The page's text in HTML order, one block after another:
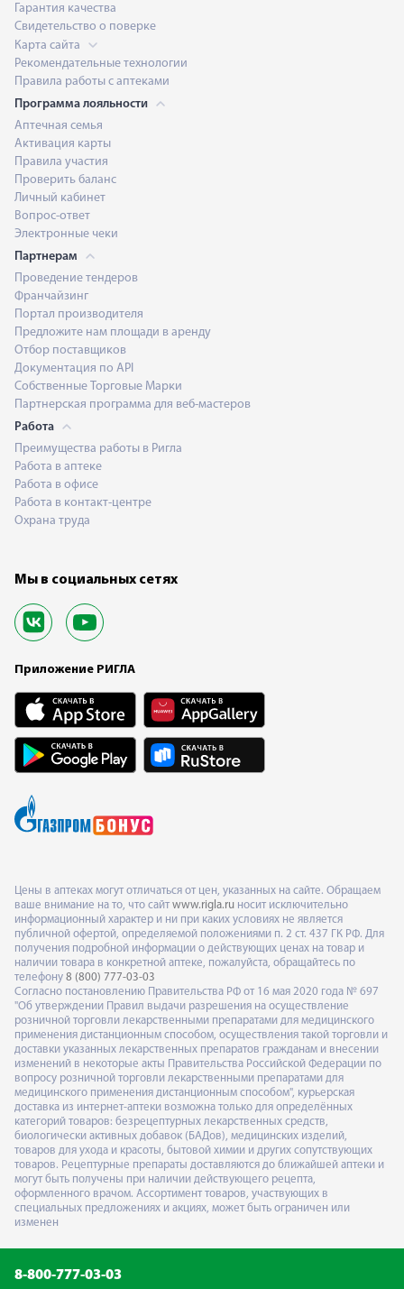
Гарантия качества
Свидетельство о поверке
Карта сайта
Рекомендательные технологии
Правила работы с аптеками
Программа лояльности
Аптечная семья
Активация карты
Правила участия
Проверить баланс
Личный кабинет
Вопрос-ответ
Электронные чеки
Партнерам
Проведение тендеров
Франчайзинг
Портал производителя
Предложите нам площади в аренду
Отбор поставщиков
Документация по API
Собственные Торговые Марки
Партнерская программа для веб-мастеров
Работа
Преимущества работы в Ригла
Работа в аптеке
Работа в офисе
Работа в контакт-центре
Охрана труда
Мы в социальных сетях
Приложение РИГЛА
Цены в аптеках могут отличаться от цен, указанных на сайте. Обращаем
ваше внимание на то, что сайт www.rigla.ru носит исключительно
информационный характер и ни при каких условиях не является
публичной офертой, определяемой положениями п. 2 ст. 437 ГК РФ. Для
получения подробной информации о действующих ценах на товар и
наличии товара в конкретной аптеке, пожалуйста, обращайтесь по
телефону 8 (800) 777-03-03
Согласно постановлению Правительства РФ от 16 мая 2020 года № 697
"Об утверждении Правил выдачи разрешения на осуществление
розничной торговли лекарственными препаратами для медицинского
применения дистанционным способом, осуществления такой торговли и
доставки указанных лекарственных препаратов гражданам и внесении
изменений в некоторые акты Правительства Российской Федерации по
вопросу розничной торговли лекарственными препаратами для
медицинского применения дистанционным способом", курьерская
доставка из интернет-аптеки возможна только для определённых
категорий товаров: безрецептурных лекарственных средств,
биологически активных добавок (БАДов), медицинских изделий,
товаров для ухода и красоты, бытовой химии и других сопутствующих
товаров. Рецептурные препараты доставляются до ближайшей аптеки и
могут быть получены при наличии действующего рецепта,
оформленного врачом. Ассортимент товаров, участвующих в
специальных предложениях и акциях, может быть ограничен или
изменен
8-800-777-03-03